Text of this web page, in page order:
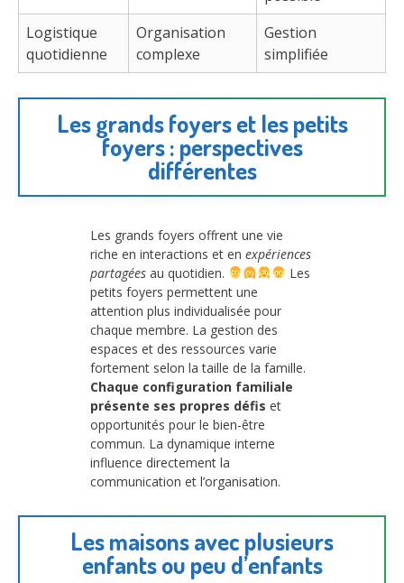
Logistique
quotidienne
Organisation
complexe
Gestion
simplifiée
Les grands foyers et les petits
foyers : perspectives
différentes
Les grands foyers offrent une vie
riche en interactions et en expériences
partagées au quotidien.
Les
petits foyers permettent une
attention plus individualisée pour
chaque membre. La gestion des
espaces et des ressources varie
fortement selon la taille de la famille.
Chaque configuration familiale
présente ses propres défis et
opportunités pour le bien-être
commun. La dynamique interne
influence directement la
communication et l’organisation.
Les maisons avec plusieurs
enfants ou peu d’enfants